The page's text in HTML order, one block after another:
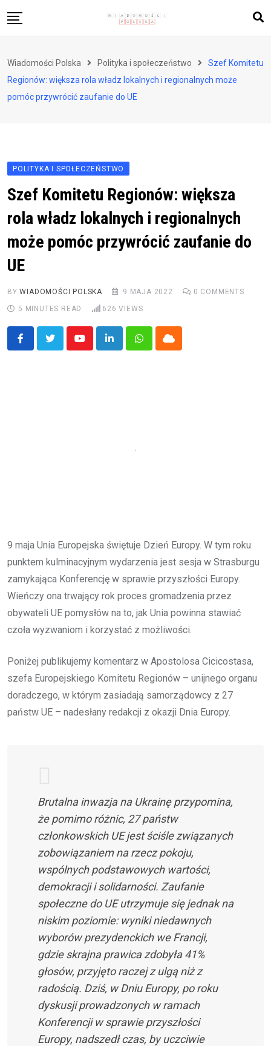
to
Zdrowie i styl życia
Polityka i społeczeństwo
Wiadomości Polska Polityka i społeczeństwo
Szef Komitetu
Regionów: większa rola władz lokalnych i regionalnych może
pomóc przywrócić zaufanie do UE
POLITYKA I SPOŁECZEŃSTWO
Szef Komitetu Regionów: większa
rola władz lokalnych i regionalnych
może pomóc przywrócić zaufanie do
UE
BYWIADOMOŚCI POLSKA 9 MAJA 2022 0 COMMENTS
5 MINUTES READ
626 VIEWS
YoutubeLinkedInWhatsappCloud
9 maja Unia Europejska świętuje Dzień Europy. W tym roku
punktem kulminacyjnym wydarzenia jest sesja w Strasburgu
zamykająca Konferencję w sprawie przyszłości Europy.
Wieńczy ona trwający rok proces gromadzenia przez
obywateli UE pomysłów na to, jak Unia powinna stawiać
czoła wyzwaniom i korzystać z możliwości.
Poniżej publikujemy komentarz w Apostolosa Cicicostasa,
szefa Europejskiego Komitetu Regionów – unijnego organu
doradczego, w którym zasiadają samorządowcy z 27
państw UE – nadesłany redakcji z okazji Dnia Europy.
Brutalna inwazja na Ukrainę przypomina,
że pomimo różnic, 27 państw
członkowskich UE jest ściśle związanych
zobowiązaniem na rzecz pokoju,
wspólnych podstawowych wartości,
demokracji i solidarności. Zaufanie
społeczne do UE utrzymuje się jednak na
niskim poziomie: wyniki niedawnych
wyborów prezydenckich we Francji,
gdzie skrajna prawica zdobyła 41%
głosów, przyjęto raczej z ulgą niż z
radością. Dziś, w Dniu Europy, po roku
dyskusji prowadzonych w ramach
Konferencji w sprawie przyszłości
Europy, nadszedł czas, by uczciwie